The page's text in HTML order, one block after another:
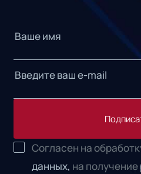
Согласен на
данных, на получение